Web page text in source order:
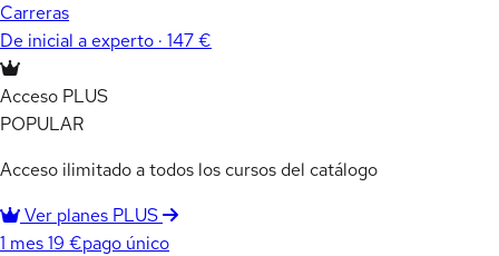
Carreras
De inicial a experto · 147 €
Acceso PLUS
POPULAR
Acceso ilimitado a todos los cursos del catálogo
Ver planes PLUS
1 mes19 €pago único